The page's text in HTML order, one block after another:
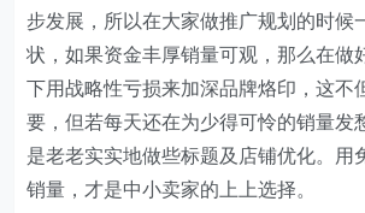
步发展，所以在大家做推广规划的时候
状，如果资金丰厚销量可观，那么在做
下用战略性亏损来加深品牌烙印，这不
要，但若每天还在为少得可怜的销量发
是老老实实地做些标题及店铺优化。用
销量，才是中小卖家的上上选择。